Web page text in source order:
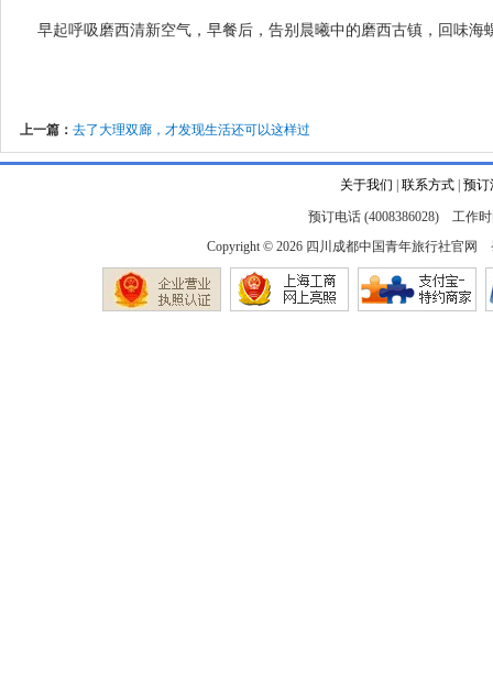
早起呼吸磨西清新空气，早餐后，告别晨曦中的磨西古镇，回味海
上一篇： 去了大理双廊，才发现生活还可以这样过
关于我们 联系方式| 预订
预订电话 (4008386028) 工作时
Copyright © 2026 四川成都中国青年旅行社官网